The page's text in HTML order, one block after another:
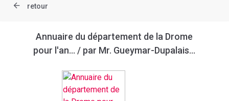
retour
Annuaire du département de la Drome
pour l'an... / par Mr. Gueymar-Dupalais...